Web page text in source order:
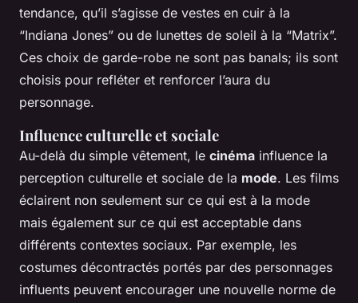
tendance, qu’il s’agisse de vestes en cuir à la
“Indiana Jones” ou de lunettes de soleil à la “Matrix”.
Ces choix de garde-robe ne sont pas banals; ils sont
choisis pour refléter et renforcer l’aura du
personnage.
Influence culturelle et sociale
Au-delà du simple vêtement, le cinéma influence la
perception culturelle et sociale de la mode. Les films
éclairent non seulement sur ce qui est à la mode
mais également sur ce qui est acceptable dans
différents contextes sociaux. Par exemple, les
costumes décontractés portés par des personnages
influents peuvent encourager une nouvelle norme de